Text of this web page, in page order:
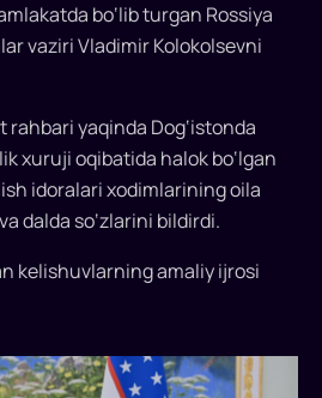
bo‘lib turgan Rossiya
vaziri Vladimir Kolokolsevni
yaqinda Dog‘istonda
xuruji oqibatida halok bo‘lgan
idoralari xodimlarining oila
dalda so‘zlarini bildirdi.
kelishuvlarning amaliy ijrosi